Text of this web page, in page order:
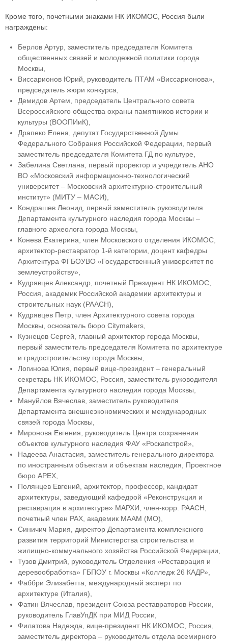
Кроме того, почетными знаками НК ИКОМОС, Россия были
награждены:
Берлов Артур, заместитель председателя Комитета
общественных связей и молодежной политики города
Москвы,
Виссарионов Юрий, руководитель ПТАМ «Виссарионова»,
председатель жюри конкурса,
Демидов Артем, председатель Центрального совета
Всероссийского общества охраны памятников истории и
культуры (ВООПИиК),
Драпеко Елена, депутат Государственной Думы
Федерального Собрания Российской Федерации, первый
заместитель председателя Комитета ГД по культуре,
Забелина Светлана, первый проректор и учредитель АНО
ВО «Московский информационно-технологический
университет – Московский архитектурно-строительный
институт» (МИТУ – МАСИ),
Кондрашев Леонид, первый заместитель руководителя
Департамента культурного наследия города Москвы –
главного археолога города Москвы,
Конева Екатерина, член Московского отделения ИКОМОС,
архитектор-реставратор 1-й категории, доцент кафедры
Архитектура ФГБОУВО «Государственный университет по
землеустройству»,
Кудрявцев Александр, почетный Президент НК ИКОМОС,
Россия, академик Российской академии архитектуры и
строительных наук (РААСН),
Кудрявцев Петр, член Архитектурного совета города
Москвы, основатель бюро Citymakers,
Кузнецов Сергей, главный архитектор города Москвы,
первый заместитель председателя Комитета по архитектуре
и градостроительству города Москвы,
Логинова Юлия, первый вице-президент – генеральный
секретарь НК ИКОМОС, Россия, заместитель руководителя
Департамента культурного наследия города Москвы,
Мануйлов Вячеслав, заместитель руководителя
Департамента внешнеэкономических и международных
связей города Москвы,
Миронова Евгения, руководитель Центра сохранения
объектов культурного наследия ФАУ «Роскапстрой»,
Надеева Анастасия, заместитель генерального директора
по иностранным объектам и объектам наследия, Проектное
бюро APEX,
Полянцев Евгений, архитектор, профессор, кандидат
архитектуры, заведующий кафедрой «Реконструкция и
реставрация в архитектуре» МАРХИ, член-корр. РААСН,
почетный член РАХ, академик МААМ (МО),
Синичич Мария, директор Департамента комплексного
развития территорий Министерства строительства и
жилищно-коммунального хозяйства Российской Федерации,
Тузов Дмитрий, руководитель Отделения «Реставрация и
деревообработка» ГБПОУ г. Москвы «Колледж 26 КАДР»,
Фаббри Элизабетта, международный эксперт по
архитектуре (Италия),
Фатин Вячеслав, президент Союза реставраторов России,
руководитель ГлавУпДК при МИД России,
Филатова Надежда, вице-президент НК ИКОМОС, Россия,
заместитель директора – руководитель отдела всемирного